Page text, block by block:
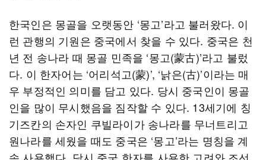
한국인은 몽골을 오랫동안 ‘몽고’라고 불러왔다. 이
런 관행의 기원은 중국에서 찾을 수 있다. 중국은 천
년 전 송나라 때 몽골 민족을 ‘몽고(蒙古)’라고 불렀
다. 이 한자어는 ‘어리석고(蒙)’, ‘낡은(古)’이라는 매
우 부정적인 의미를 담고 있다. 당시 중국인이 몽골
인을 많이 무시했음을 짐작할 수 있다. 13세기에 칭
기즈칸의 손자인 쿠빌라이가 송나라를 무너트리고
원나라를 세웠을 때도 중국은 ‘몽고’라는 명칭을 계